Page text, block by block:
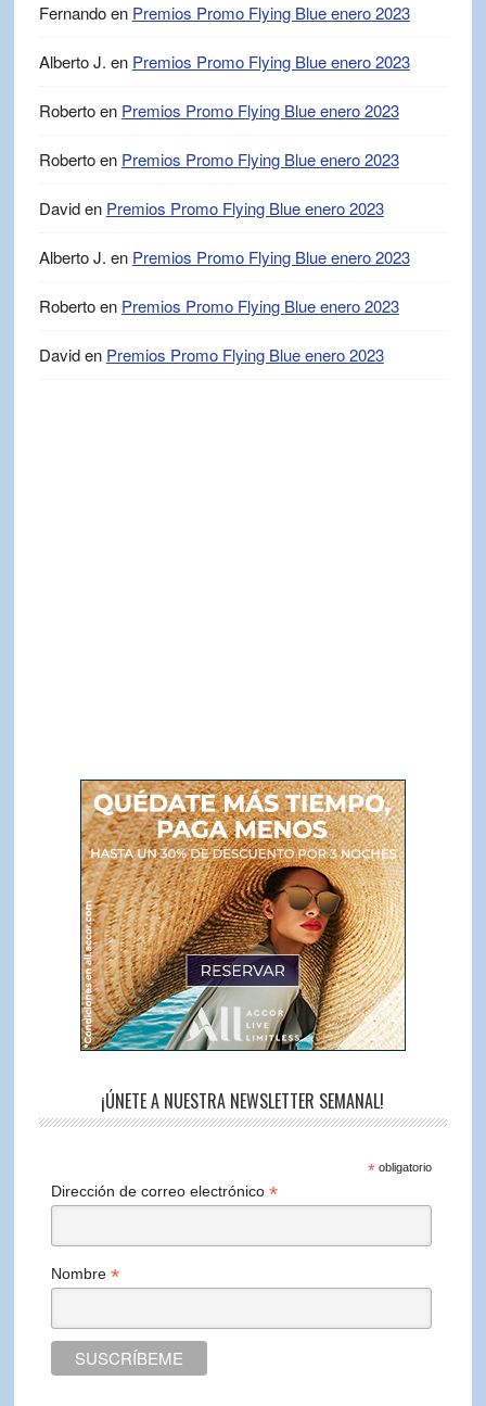
Fernandoen Premios Promo Flying Blue enero 2023
Alberto J. en Premios Promo Flying Blue enero 2023
Robertoen Premios Promo Flying Blue enero 2023
Robertoen Premios Promo Flying Blue enero 2023
Daviden Premios Promo Flying Blue enero 2023
Alberto J. en Premios Promo Flying Blue enero 2023
Robertoen Premios Promo Flying Blue enero 2023
Daviden Premios Promo Flying Blue enero 2023
¡ÚNETE A NUESTRA NEWSLETTER SEMANAL!
*obligatorio
Dirección de correo electrónico*
Nombre*